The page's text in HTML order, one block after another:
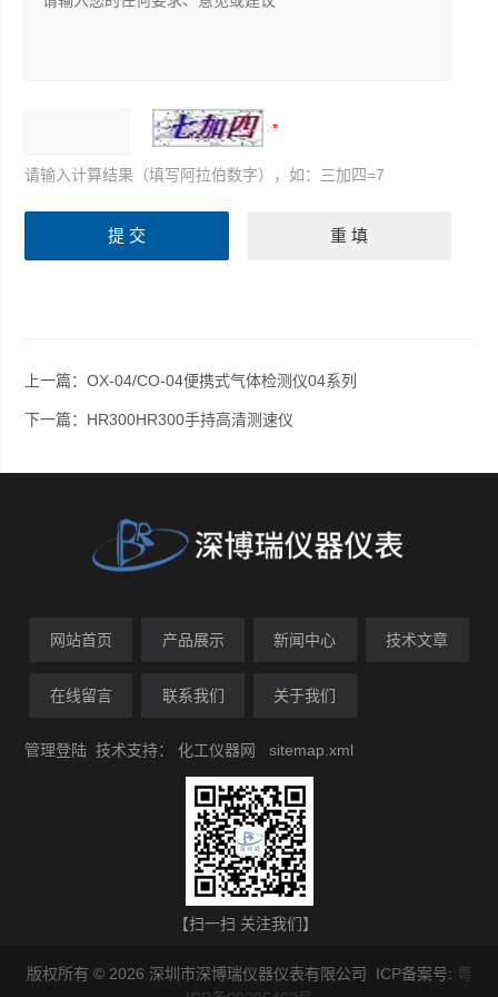
请输入计算结果（填写阿拉伯数字），如：三加四=7
上一篇：OX-04/CO-04便携式气体检测仪04系列
下一篇： HR300HR300手持高清测速仪
网站首页 产品展示 新闻中心 技术文章
在线留言 联系我们 关于我们
管理登陆 技术支持：化工仪器网 sitemap.xml
【扫一扫 关注我们】
版权所有 © 2026 深圳市深博瑞仪器仪表有限公司 ICP备案号: 粤